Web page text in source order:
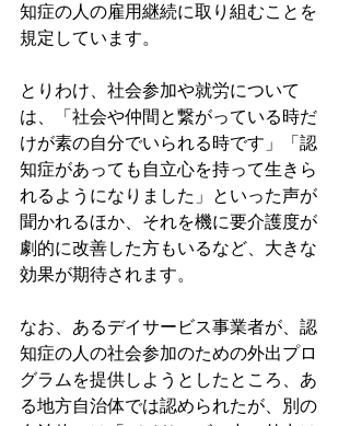
知症の人の雇用継続に取り組むことを
規定しています。
とりわけ、社会参加や就労について
は、「社会や仲間と繋がっている時だ
けが素の自分でいられる時です」「認
知症があっても自立心を持って生きら
れるようになりました」といった声が
聞かれるほか、それを機に要介護度が
劇的に改善した方もいるなど、大きな
効果が期待されます。
なお、あるデイサービス事業者が、認
知症の人の社会参加のための外出プロ
グラムを提供しようとしたところ、あ
る地方自治体では認められたが、別の